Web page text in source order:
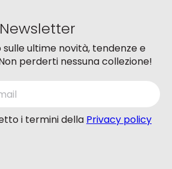
ultime novità, tendenze e
perderti nessuna collezione!
i termini della Privacy policy